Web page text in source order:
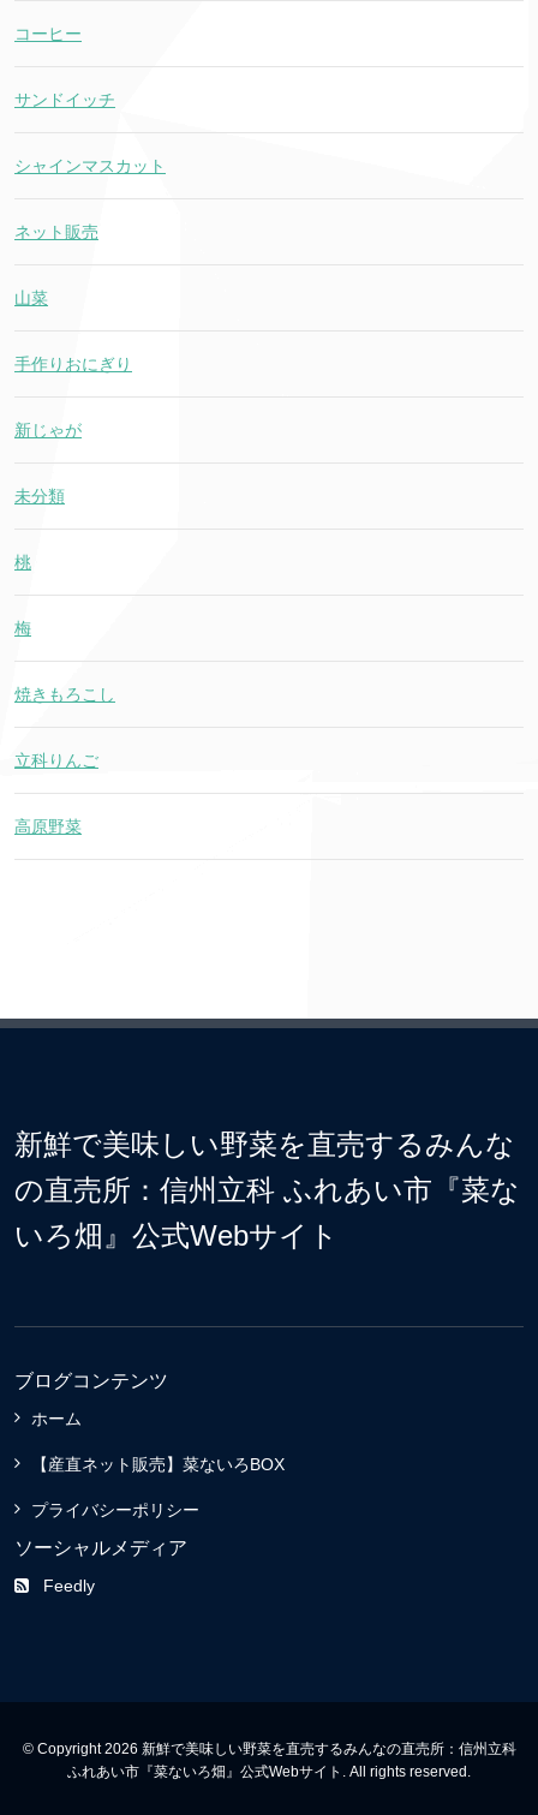
コーヒー
サンドイッチ
シャインマスカット
ネット販売
山菜
手作りおにぎり
新じゃが
未分類
桃
梅
焼きもろこし
立科りんご
高原野菜
新鮮で美味しい野菜を直売するみんな
の直売所：信州立科 ふれあい市『菜な
いろ畑』公式Webサイト
ブログコンテンツ
ホーム
【産直ネット販売】菜ないろBOX
プライバシーポリシー
ソーシャルメディア
Feedly
© Copyright 2026 新鮮で美味しい野菜を直売するみんなの直売所：信州立科
ふれあい市『菜ないろ畑』公式Webサイト. All rights reserved.